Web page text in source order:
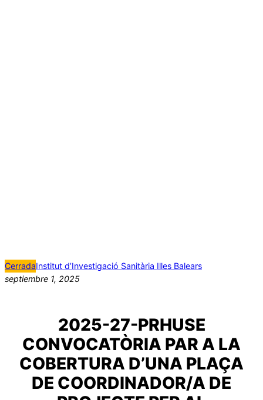
CerradaInstitut d’Investigació Sanitària Illes Balears
septiembre 1, 2025
2025-27-PRHUSE
CONVOCATÒRIA PAR A LA
COBERTURA D’UNA PLAÇA
DE COORDINADOR/A DE